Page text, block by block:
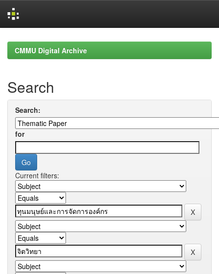
navigationCMMU Digital Archive
Search
Search:
for
Current filters: